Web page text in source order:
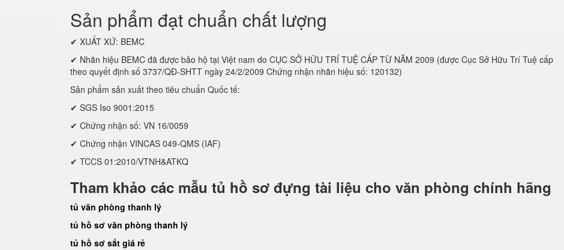
Sản phẩm đạt chuẩn chất lượng
✔ XUẤT XỨ: BEMC
✔ Nhãn hiệu BEMC đã được bảo hộ tại Việt nam do CỤC SỞ HỮU TRÍ TUỆ CẤP TỪ NĂM 2009 (được Cục Sở Hữu Trí Tuệ cấp
theo quyết định số 3737/QĐ-SHTT ngày 24/2/2009 Chứng nhận nhãn hiệu số: 120132)
Sản phẩm sản xuất theo tiêu chuẩn Quốc tế:
✔ SGS Iso 9001:2015
✔ Chứng nhận số: VN 16/0059
✔ Chứng nhận VINCAS 049-QMS (IAF)
✔ TCCS 01:2010/VTNH&ATKQ
Tham khảo các mẫu tủ hồ sơ đựng tài liệu cho văn phòng chính hãng
tủ văn phòng thanh lý
tủ hồ sơ văn phòng thanh lý
tủ hồ sơ sắt giá rẻ